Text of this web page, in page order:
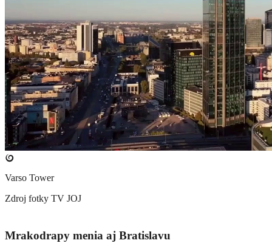
Varso Tower
Zdroj fotky TV JOJ
Mrakodrapy menia aj Bratislavu